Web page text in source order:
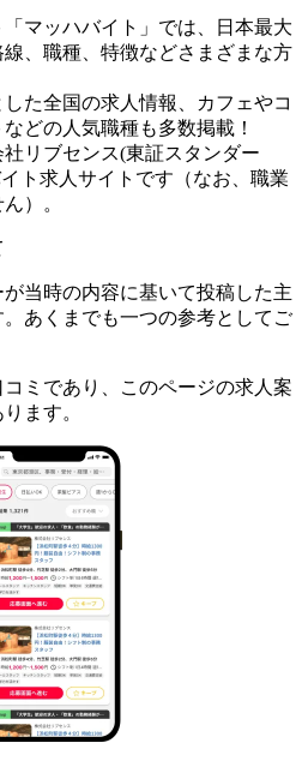
マッハバイト」では、日本最大
、職種、特徴などさまざまな方
た全国の求人情報、カフェやコ
どの人気職種も多数掲載！
社リブセンス(東証スタンダー
ト求人サイトです（なお、職業
）。
当時の内容に基いて投稿した主
あくまでも一つの参考としてご
ミであり、このページの求人案
ます。